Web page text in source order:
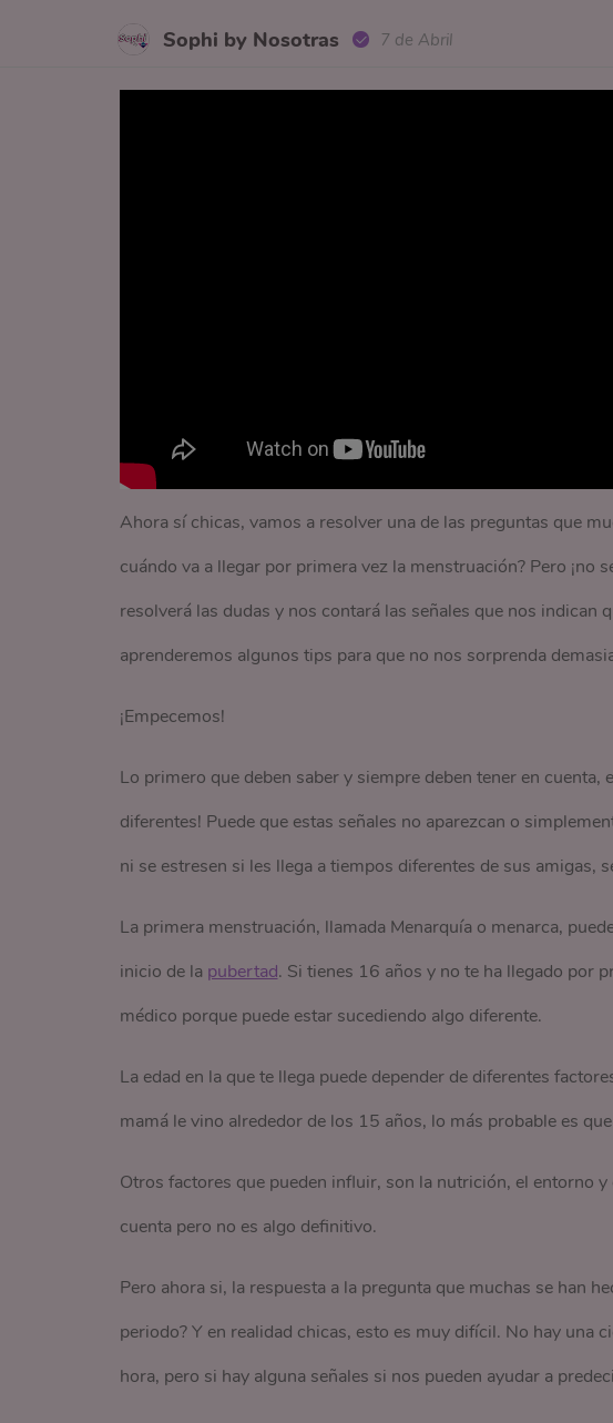
Sophi by Nosotras 7 de Abril
Ahora sí chicas, vamos a resolver una de las preguntas que
cuándo va a llegar por primera vez la menstruación? Pero ¡no
resolverá las dudas y nos contará las señales que nos indican
aprenderemos algunos tips para que no nos sorprenda
¡Empecemos!
Lo primero que deben saber y siempre deben tener en cuenta,
diferentes! Puede que estas señales no aparezcan o
ni se estresen si les llega a tiempos diferentes de sus amigas,
La primera menstruación, llamada Menarquía o menarca,
inicio de la pubertad. Si tienes 16 años y no te ha llegado por
médico porque puede estar sucediendo algo diferente.
La edad en la que te llega puede depender de diferentes
mamá le vino alrededor de los 15 años, lo más probable es
Otros factores que pueden influir, son la nutrición, el entorno
cuenta pero no es algo definitivo.
Pero ahora si, la respuesta a la pregunta que muchas se han
periodo? Y en realidad chicas, esto es muy difícil. No hay una
hora, pero si hay alguna señales si nos pueden ayudar a